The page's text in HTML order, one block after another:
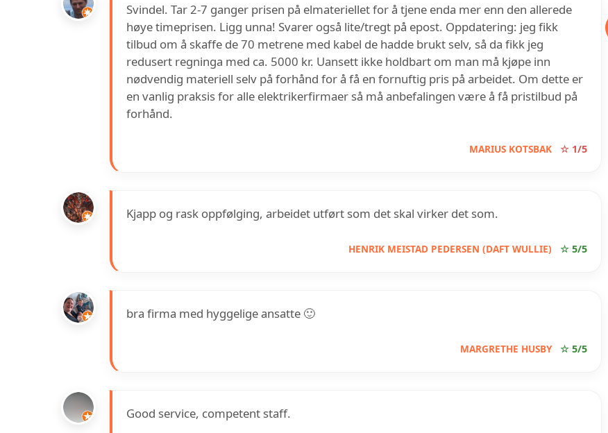
Svindel. Tar 2-7 ganger prisen på elmateriellet for å tjene enda mer enn den allerede
høye timeprisen. Ligg unna! Svarer også lite/tregt på epost. Oppdatering: jeg fikk
tilbud om å skaffe de 70 metrene med kabel de hadde brukt selv, så da fikk jeg
redusert regninga med ca. 5000 kr. Uansett ikke holdbart om man må kjøpe inn
nødvendig materiell selv på forhånd for å få en fornuftig pris på arbeidet. Om dette er
en vanlig praksis for alle elektrikerfirmaer så må anbefalingen være å få pristilbud på
forhånd.
MARIUS KOTSBAK ☆ 1/5
Kjapp og rask oppfølging, arbeidet utført som det skal virker det som.
HENRIK MEISTAD PEDERSEN (DAFT WULLIE) ☆ 5/5
bra firma med hyggelige ansatte 🙂
MARGRETHE HUSBY ☆ 5/5
Good service, competent staff.